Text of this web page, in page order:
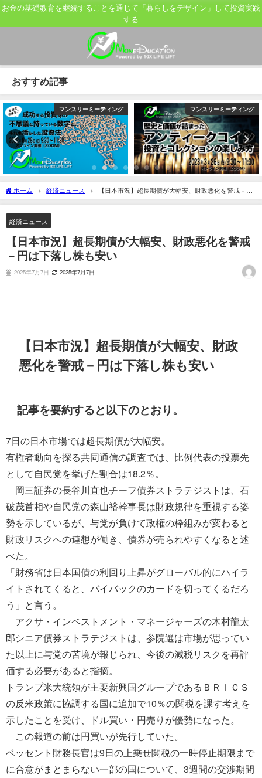
お金の基礎教育を継続することを通じて「暮らしをデザイン」して投資実践
する
おすすめ記事
マンスリーミーティング マンスリーミーティング
ホーム 経済ニュース
【日本市況】超長期債が大幅安、財政悪化を警戒－円
は下落し株も安い
経済ニュース
【日本市況】超長期債が大幅安、財政悪化を警戒
－円は下落し株も安い
2025年7月7日 2025年7月7日
【日本市況】超長期債が大幅安、財政
悪化を警戒－円は下落し株も安い
記事を要約すると以下のとおり。
7日の日本市場では超長期債が大幅安。
有権者動向を探る共同通信の調査では、比例代表の投票先
として自民党を挙げた割合は18.2％。
岡三証券の長谷川直也チーフ債券ストラテジストは、石
破茂首相や自民党の森山裕幹事長は財政規律を重視する姿
勢を示しているが、与党が負けて政権の枠組みが変わると
財政リスクへの連想が働き、債券が売られやすくなると述
べた。
「財務省は日本国債の利回り上昇がグローバル的にハイラ
イトされてくると、バイバックのカードを切ってくるだろ
う」と言う。
アクサ・インベストメント・マネージャーズの木村龍太
郎シニア債券ストラテジストは、参院選は市場が思ってい
た以上に与党の苦境が報じられ、今後の減税リスクを再評
価する必要があると指摘。
トランプ米大統領が主要新興国グループであるＢＲＩＣＳ
の反米政策に協調する国に追加で10％の関税を課す考えを
示したことを受け、ドル買い・円売りが優勢になった。
この報道の前は円買いが先行していた。
ベッセント財務長官は9日の上乗せ関税の一時停止期限まで
に合意がまとまらない一部の国について、3週間の交渉期間